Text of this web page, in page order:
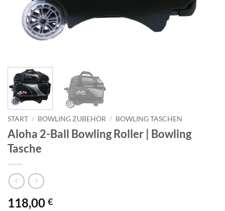
START / BOWLING ZUBEHÖR / BOWLING TASCHEN
Aloha 2-Ball Bowling Roller | Bowling
Tasche
118,00 €